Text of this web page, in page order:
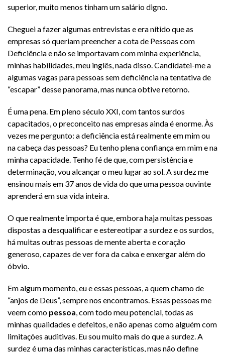
superior, muito menos tinham um salário digno.
Cheguei a fazer algumas entrevistas e era nítido que as
empresas só queriam preencher a cota de Pessoas com
Deficiência e não se importavam com minha experiência,
minhas habilidades, meu inglês, nada disso. Candidatei-me a
algumas vagas para pessoas sem deficiência na tentativa de
“escapar” desse panorama, mas nunca obtive retorno.
É uma pena. Em pleno século XXI, com tantos surdos
capacitados, o preconceito nas empresas ainda é enorme. Às
vezes me pergunto: a deficiência está realmente em mim ou
na cabeça das pessoas? Eu tenho plena confiança em mim e na
minha capacidade. Tenho fé de que, com persistência e
determinação, vou alcançar o meu lugar ao sol. A surdez me
ensinou mais em 37 anos de vida do que uma pessoa ouvinte
aprenderá em sua vida inteira.
O que realmente importa é que, embora haja muitas pessoas
dispostas a desqualificar e estereotipar a surdez e os surdos,
há muitas outras pessoas de mente aberta e coração
generoso, capazes de ver fora da caixa e enxergar além do
óbvio.
Em algum momento, eu e essas pessoas, a quem chamo de
“anjos de Deus”, sempre nos encontramos. Essas pessoas me
veem como pessoa , com todo meu potencial, todas as
minhas qualidades e defeitos, e não apenas como alguém com
limitações auditivas. Eu sou muito mais do que a surdez. A
surdez é uma das minhas características, mas não define